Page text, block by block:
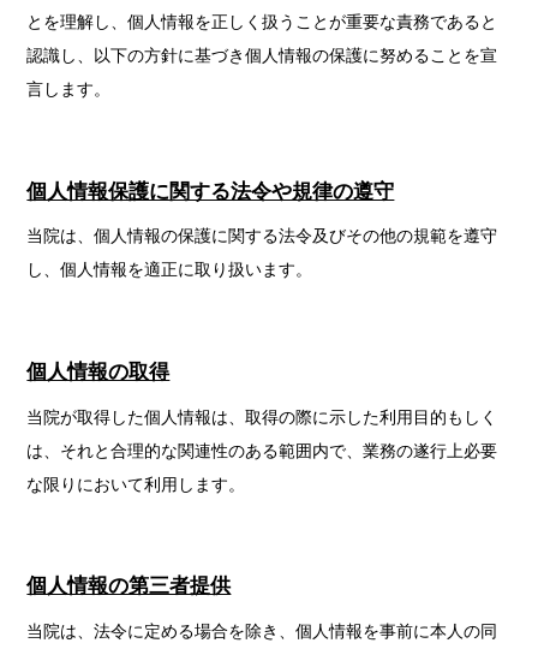
とを理解し、個人情報を正しく扱うことが重要な責務であると
認識し、以下の方針に基づき個人情報の保護に努めることを宣
言します。
個人情報保護に関する法令や規律の遵守
当院は、個人情報の保護に関する法令及びその他の規範を遵守
し、個人情報を適正に取り扱います。
個人情報の取得
当院が取得した個人情報は、取得の際に示した利用目的もしく
は、それと合理的な関連性のある範囲内で、業務の遂行上必要
な限りにおいて利用します。
個人情報の第三者提供
当院は、法令に定める場合を除き、個人情報を事前に本人の同